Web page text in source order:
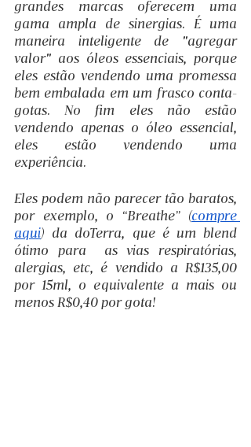
grandes marcas oferecem uma
gama ampla de sinergias. É uma
maneira inteligente de "agregar
valor" aos óleos essenciais, porque
eles estão vendendo uma promessa
bem embalada em um frasco conta-
gotas. No fim eles não estão
vendendo apenas o óleo essencial,
eles estão vendendo uma
experiência.
Eles podem não parecer tão baratos,
por exemplo, o “Breathe” (compre
aqui) da doTerra, que é um blend
ótimo para  as vias respiratórias,
alergias, etc, é vendido a R$135,00
por 15ml, o equivalente a mais ou
menos R$0,40 por gota!